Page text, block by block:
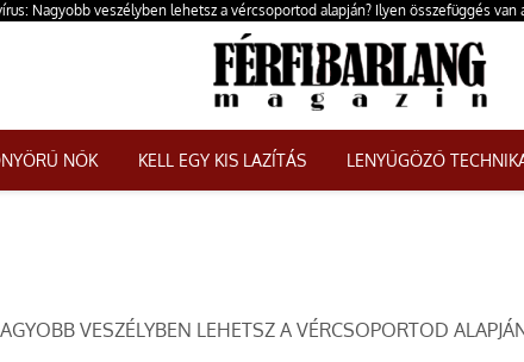
Nagyobb veszélyben lehetsz a vércsoportod alapján? Ilyen összefüggés
NŐK KELL EGY KIS LAZÍTÁS LENYŰGÖZŐ
VESZÉLYBEN LEHETSZ A VÉRCSOPORTOD